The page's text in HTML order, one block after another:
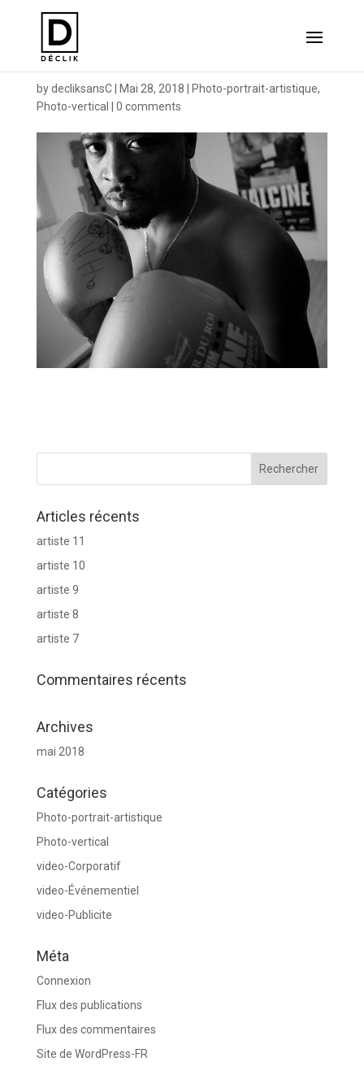
Jean Pascal
bydecliksansC| Mai 28, 2018 Photo-portrait-artistique,
Photo-vertical
0 comments
Articles récents
artiste 11
artiste 10
artiste 9
artiste 8
artiste 7
Commentaires récents
Archives
mai 2018
Catégories
Photo-portrait-artistique
Photo-vertical
video-Corporatif
video-Événementiel
video-Publicite
Méta
Connexion
Flux des publications
Flux des commentaires
Site de WordPress-FR